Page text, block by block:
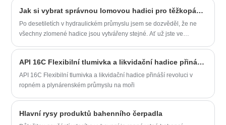
Jak si vybrat správnou lomovou hadici pro těžkopádné operace?
Po desetiletích v hydraulickém průmyslu jsem se dozvěděl, že ne
všechny zlomené hadice jsou vytvářeny stejné. Ať už jste ve
operacemi a nákladnými prostojemi.
API 16C Flexibilní tlumivka a likvidační hadice přináší revoluci v ropném a plynárenském průmyslu na moři
API 16C Flexibilní tlumivka a likvidační hadice přináší revoluci v
ropném a plynárenském průmyslu na moři
Hlavní rysy produktů bahenního čerpadla